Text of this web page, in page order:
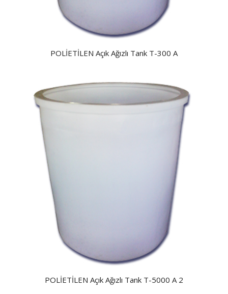
POLİETİLEN Açık Ağızlı Tank T-300 A
POLİETİLEN Açık Ağızlı Tank T-5000 A 2